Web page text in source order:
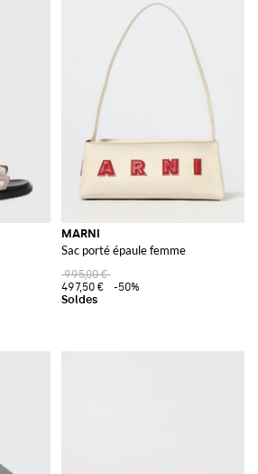
MARNI
Sac porté épaule femme
995,00 €
497,50 €
-50%